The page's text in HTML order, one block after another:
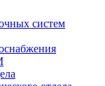
систем